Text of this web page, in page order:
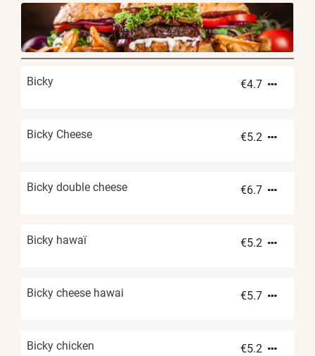
Bicky €4.7
Bicky Cheese €5.2
Bicky double cheese €6.7
Bicky hawaï €5.2
Bicky cheese hawai €5.7
Bicky chicken €5.2